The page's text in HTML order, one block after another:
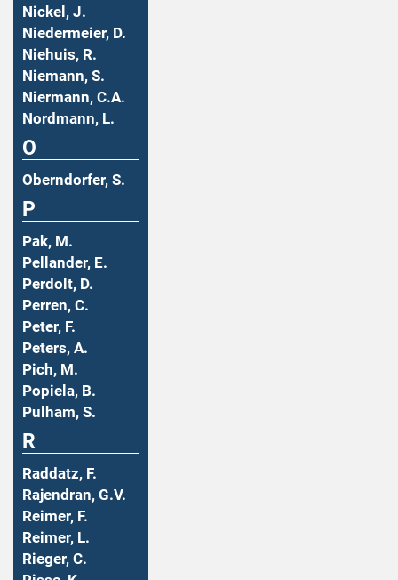
Nickel, J.
Niedermeier, D.
Niehuis, R.
Niemann, S.
Niermann, C.A.
Nordmann, L.
O
Oberndorfer, S.
P
Pak, M.
Pellander, E.
Perdolt, D.
Perren, C.
Peter, F.
Peters, A.
Pich, M.
Popiela, B.
Pulham, S.
R
Raddatz, F.
Rajendran, G.V.
Reimer, F.
Reimer, L.
Rieger, C.